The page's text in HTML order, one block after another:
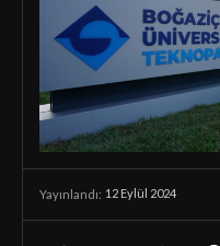
Yayınlandı: 12 Eylül 2024